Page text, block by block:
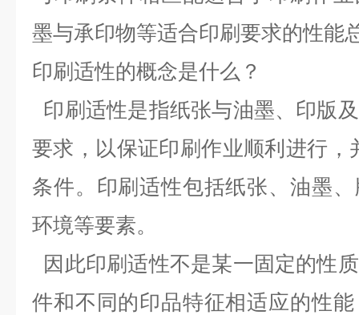
墨与承印物等适合印刷要求的性能
印刷适性的概念是什么？
印刷适性是指纸张与油墨、印版
要求，以保证印刷作业顺利进行，
条件。印刷适性包括纸张、油墨
环境等要素。
因此印刷适性不是某一固定的性
件和不同的印品特征相适应的性